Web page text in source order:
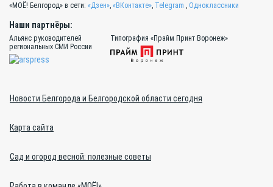
«МОЁ! Белгород» в сети: «Дзен» «ВКонтакте» Telegram Одноклассники
Наши партнёры:
Альянс руководителей
региональных СМИ России
Типография «Прайм Принт Воронеж»
Новости Белгорода и Белгородской области сегодня
Карта сайта
Сад и огород весной: полезные советы